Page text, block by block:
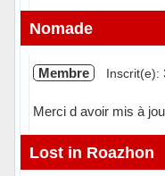
Hors ligne
Nomade
Membre Inscrit(e):
Merci d avoir mis à
Hors ligne
Lost in Roazhon